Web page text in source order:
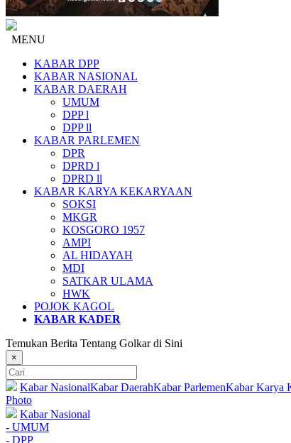
MENU
KABAR DPP
KABAR NASIONAL
KABAR DAERAH
UMUM
DPP l
DPP ll
KABAR PARLEMEN
DPR
DPRD l
DPRD ll
KABAR KARYA KEKARYAAN
SOKSI
MKGR
KOSGORO 1957
AMPI
AL HIDAYAH
MDI
SATKAR ULAMA
HWK
POJOK KAGOL
KABAR KADER
Temukan Berita Tentang Golkar di Sini
×
Kabar NasionalKabar DaerahKabar ParlemenKabar Karya
Photo
Kabar Nasional
- UMUM
- DPP